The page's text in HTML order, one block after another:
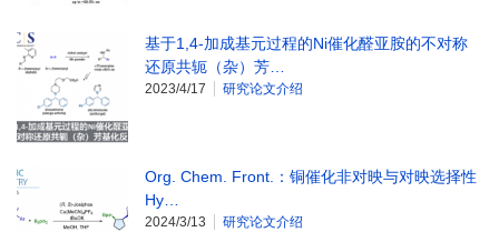
基于1,4-加成基元过程的Ni催化醛亚胺的不对称
还原共轭（杂）芳…
2023/4/17 研究论文介绍
Org. Chem. Front.：铜催化非对映与对映选择性
Hy…
2024/3/13 研究论文介绍